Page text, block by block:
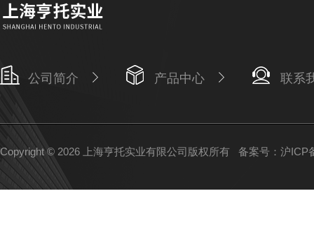
公司简介 产品中心 联系
Copyright © 2026 上海亨托实业有限公司版权所有 备案号：沪ICP